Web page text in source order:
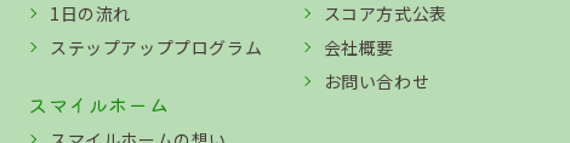
1日の流れ
ステップアッププログラム
スマイルホーム
スコア方式公表
会社概要
お問い合わせ